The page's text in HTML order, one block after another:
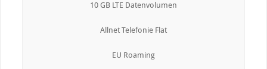
10 GB LTE Datenvolumen
Allnet Telefonie Flat
EU Roaming